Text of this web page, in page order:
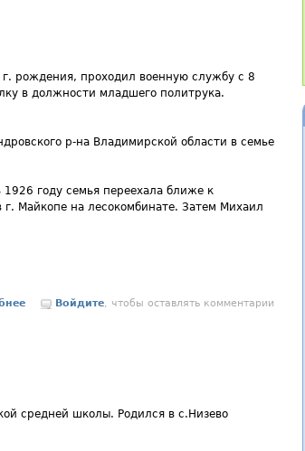
рождения, проходил военную службу с 8
в должности младшего политрука.
р-на Владимирской области в семье
году семья переехала ближе к
Майкопе на лесокомбинате. Затем Михаил
о Ануфриев Михаил Григорьевич
Войдите, чтобы оставлять комментарии
средней школы. Родился в с.Низево